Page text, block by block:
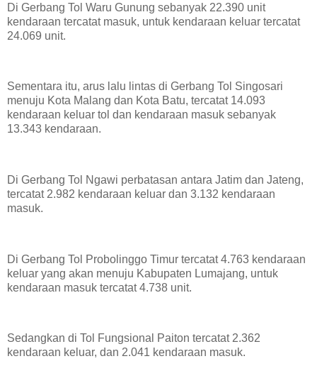
Di Gerbang Tol Waru Gunung sebanyak 22.390 unit
kendaraan tercatat masuk, untuk kendaraan keluar tercatat
24.069 unit.
Sementara itu, arus lalu lintas di Gerbang Tol Singosari
menuju Kota Malang dan Kota Batu, tercatat 14.093
kendaraan keluar tol dan kendaraan masuk sebanyak
13.343 kendaraan.
Di Gerbang Tol Ngawi perbatasan antara Jatim dan Jateng,
tercatat 2.982 kendaraan keluar dan 3.132 kendaraan
masuk.
Di Gerbang Tol Probolinggo Timur tercatat 4.763 kendaraan
keluar yang akan menuju Kabupaten Lumajang, untuk
kendaraan masuk tercatat 4.738 unit.
Sedangkan di Tol Fungsional Paiton tercatat 2.362
kendaraan keluar, dan 2.041 kendaraan masuk.